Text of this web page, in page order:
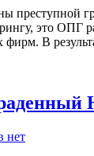
преступной
это ОПГ
В
нет